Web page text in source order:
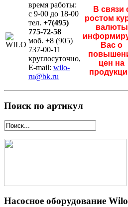
время работы:
с 9-00 до 18-00
тел. +7(495)
775-72-58
моб. +8 (905)
737-00-11
круглосуточно,
E-mail: wilo-
ru@bk.ru
В связи
ростом
валюты
Вас о
цен на
Поиск по артикул
Насосное оборудование Wilo